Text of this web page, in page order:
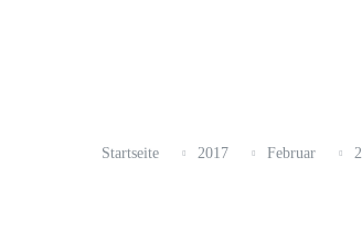
Startseite 2017 Februar